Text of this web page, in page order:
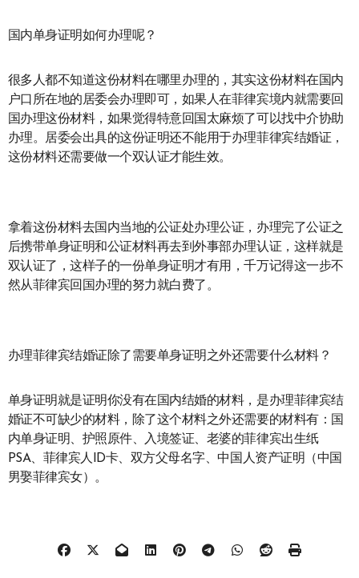
国内单身证明如何办理呢？
很多人都不知道这份材料在哪里办理的，其实这份材料在国内
户口所在地的居委会办理即可，如果人在菲律宾境内就需要回
国办理这份材料，如果觉得特意回国太麻烦了可以找中介协助
办理。居委会出具的这份证明还不能用于办理菲律宾结婚证，
这份材料还需要做一个双认证才能生效。
拿着这份材料去国内当地的公证处办理公证，办理完了公证之
后携带单身证明和公证材料再去到外事部办理认证，这样就是
双认证了，这样子的一份单身证明才有用，千万记得这一步不
然从菲律宾回国办理的努力就白费了。
办理菲律宾结婚证除了需要单身证明之外还需要什么材料？
单身证明就是证明你没有在国内结婚的材料，是办理菲律宾结
婚证不可缺少的材料，除了这个材料之外还需要的材料有：国
内单身证明、护照原件、入境签证、老婆的菲律宾出生纸
PSA、菲律宾人ID卡、双方父母名字、中国人资产证明（中国
男娶菲律宾女）。